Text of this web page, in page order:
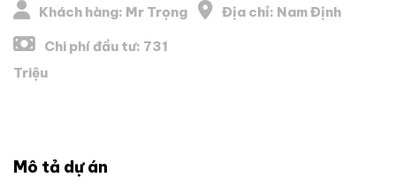
Khách hàng: Mr Trọng Địa chỉ: Nam Định
Chi phí đầu tư: 731
Triệu
Mô tả dự án